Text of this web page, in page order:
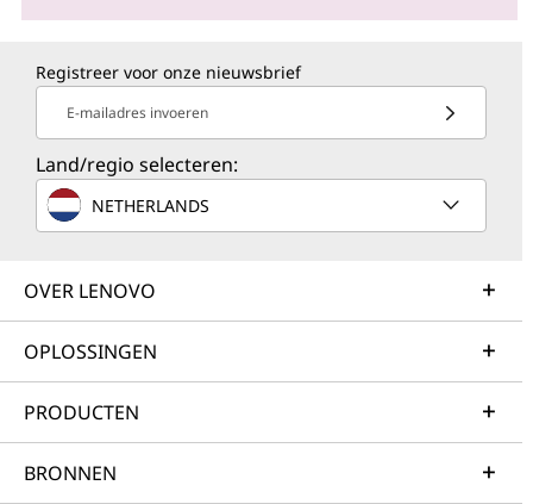
Registreer voor onze nieuwsbrief
E-mailadres invoeren
Land/regio selecteren:
NETHERLANDS
OVER LENOVO
OPLOSSINGEN
PRODUCTEN
BRONNEN